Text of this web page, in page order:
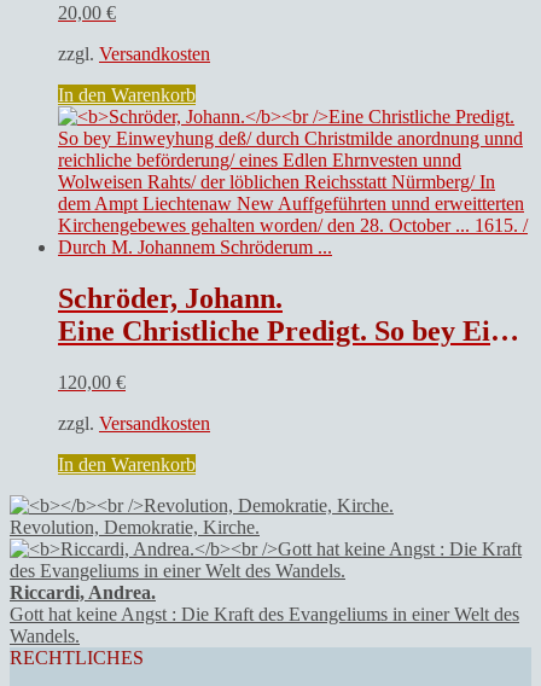
20,00 €
zzgl. Versandkosten
In den Warenkorb
Schröder, Johann.
Eine Christliche Predigt. So bey Einweyhung deß/ durch Christmilde anordnung unnd reichliche beförderung/ eines Edlen Ehrnvesten unnd Wolweisen Rahts/ der löblichen Reichsstatt Nürmberg/ In dem Ampt Liechtenaw New Auffgeführten unnd erweitterten Kirchengebewes gehalten worden/ den 28. October … 1615. / Durch M. Johannem Schröderum …
120,00 €
zzgl. Versandkosten
In den Warenkorb
Revolution, Demokratie, Kirche.
Riccardi, Andrea.
Gott hat keine Angst : Die Kraft des Evangeliums in einer Welt des
Wandels.
RECHTLICHES